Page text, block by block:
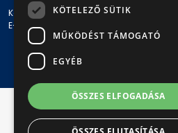
Központi telefonszám: + 36 1 461-65-00
E-mail cím: bkv@bkv.hu
KÖTELEZŐ SÜTIK
MŰKÖDÉST TÁMOGATÓ
EGYÉB
ÖSSZES ELFOGADÁSA